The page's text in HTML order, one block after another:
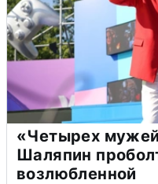
«Четырех
Шаляпин
возлюбленной